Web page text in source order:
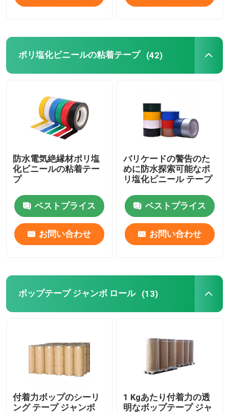
パッキングの粘着テープ
泡の粘着テープ
MOPPテープ
保護フィルム ロール
クラフト紙のジャンボ ロール
ポリ塩化ビニールの粘着テープ (42)
防水電気絶縁材ポリ塩
化ビニールの粘着テー
プ
ベストプライス
お問い合わせ
バリケードの警告のた
めに防水探索可能なポ
リ塩化ビニール テープ
ベストプライス
お問い合わせ
ボップテープ ジャンボ ロール (13)
付着力ボップのシーリ
ング テープ ジャンボ
1 Kgあたり付着力の透
明なボップテープ ジャ